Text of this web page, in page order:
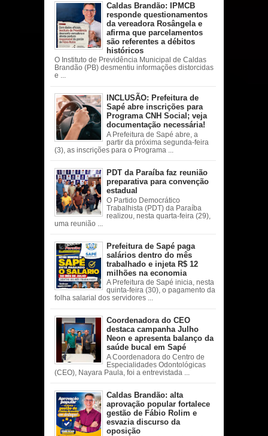
Caldas Brandão: IPMCB
responde questionamentos
da vereadora Rosângela e
afirma que parcelamentos
são referentes a débitos
históricos
O Instituto de Previdência Municipal de Caldas
Brandão (PB) desmentiu informações distorcidas
e ...
INCLUSÃO: Prefeitura de
Sapé abre inscrições para
Programa CNH Social; veja
documentação necessária!
A Prefeitura de Sapé abre, a
partir da próxima segunda-feira
(3), as inscrições para o Programa ...
PDT da Paraíba faz reunião
preparativa para convenção
estadual
O Partido Democrático
Trabalhista (PDT) da Paraíba
realizou, nesta quarta-feira (29),
uma reunião ...
Prefeitura de Sapé paga
salários dentro do mês
trabalhado e injeta R$ 12
milhões na economia
A Prefeitura de Sapé inicia, nesta
quinta-feira (30), o pagamento da
folha salarial dos servidores ...
Coordenadora do CEO
destaca campanha Julho
Neon e apresenta balanço da
saúde bucal em Sapé
A Coordenadora do Centro de
Especialidades Odontológicas
(CEO), Nayara Paula, foi a entrevistada ...
Caldas Brandão: alta
aprovação popular fortalece
gestão de Fábio Rolim e
esvazia discurso da
oposição